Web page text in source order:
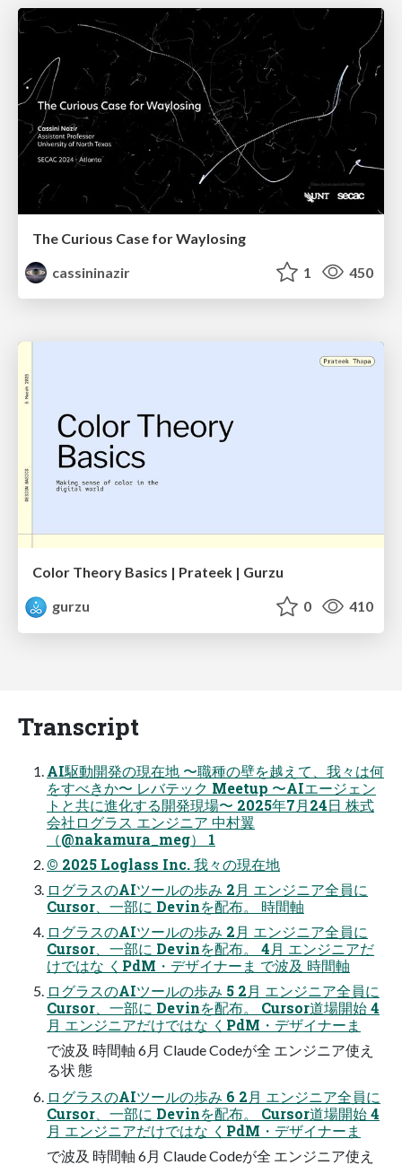
The Curious Case for Waylosing
cassininazir
1 450
Color Theory Basics | Prateek | Gurzu
gurzu
0 410
Transcript
AI駆動開発の現在地 〜職種の壁を越えて、我々は何
をすべきか〜 レバテック Meetup 〜AIエージェン
トと共に進化する開発現場〜 2025年7⽉24⽇ 株式
会社ログラス エンジニア 中村翼
（@nakamura_meg） 1
© 2025 Loglass Inc. 我々の現在地
ログラスのAIツールの歩み 2月 エンジニア全員に
Cursor、一部に Devinを配布。 時間軸
ログラスのAIツールの歩み 2月 エンジニア全員に
Cursor、一部に Devinを配布。 4月 エンジニアだ
けではな くPdM・デザイナーま で波及 時間軸
ログラスのAIツールの歩み 5 2月 エンジニア全員に
Cursor、一部に Devinを配布。 Cursor道場開始 4
月 エンジニアだけではな くPdM・デザイナーま
で波及 時間軸 6月 Claude Codeが全 エンジニア使え
る状 態
ログラスのAIツールの歩み 6 2月 エンジニア全員に
Cursor、一部に Devinを配布。 Cursor道場開始 4
月 エンジニアだけではな くPdM・デザイナーま
で波及 時間軸 6月 Claude Codeが全 エンジニア使え